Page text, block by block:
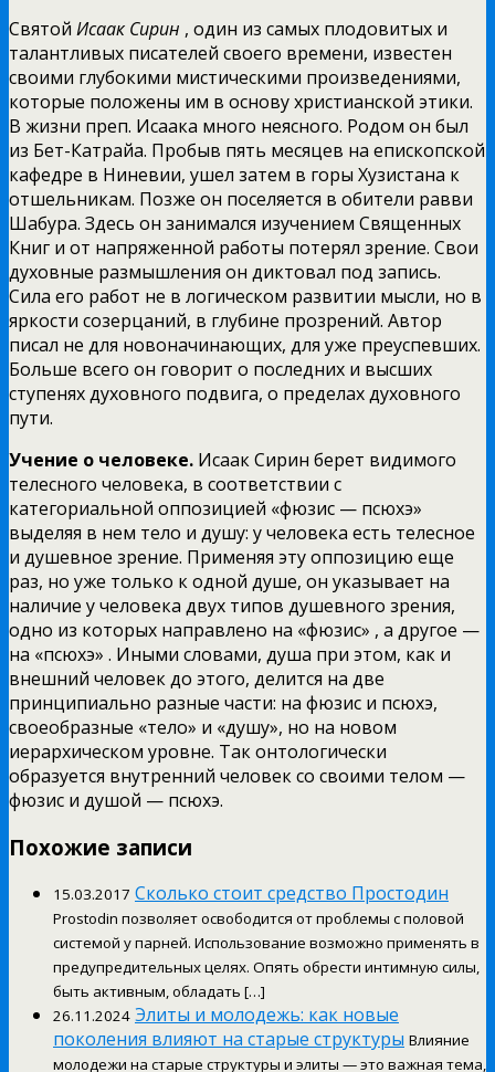
Святой Исаак Сирин , один из самых плодовитых и
талантливых писателей своего времени, известен
своими глубокими мистическими произведениями,
которые положены им в основу христианской этики.
В жизни преп. Исаака много неясного. Родом он был
из Бет-Катрайа. Пробыв пять месяцев на епископской
кафедре в Ниневии, ушел затем в горы Хузистана к
отшельникам. Позже он поселяется в обители равви
Шабура. Здесь он занимался изучением Священных
Книг и от напряженной работы потерял зрение. Свои
духовные размышления он диктовал под запись.
Сила его работ не в логическом развитии мысли, но в
яркости созерцаний, в глубине прозрений. Автор
писал не для новоначинающих, для уже преуспевших.
Больше всего он говорит о последних и высших
ступенях духовного подвига, о пределах духовного
пути.
Учение о человеке. Исаак Сирин берет видимого
телесного человека, в соответствии с
категориальной оппозицией «фюзис — псюхэ»
выделяя в нем тело и душу: у человека есть телесное
и душевное зрение. Применяя эту оппозицию еще
раз, но уже только к одной душе, он указывает на
наличие у человека двух типов душевного зрения,
одно из которых направлено на «фюзис» , а другое —
на «псюхэ» . Иными словами, душа при этом, как и
внешний человек до этого, делится на две
принципиально разные части: на фюзис и псюхэ,
своеобразные «тело» и «душу», но на новом
иерархическом уровне. Так онтологически
образуется внутренний человек со своими телом —
фюзис и душой — псюхэ.
Похожие записи
15.03.2017 Сколько стоит средство Простодин
Prostodin позволяет освободится от проблемы с половой
системой у парней. Использование возможно применять в
предупредительных целях. Опять обрести интимную силы,
быть активным, обладать […]
26.11.2024 Элиты и молодежь: как новые
поколения влияют на старые структуры Влияние
молодежи на старые структуры и элиты — это важная тема,